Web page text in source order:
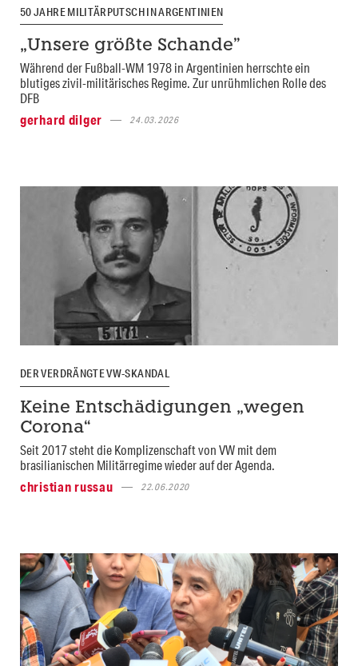
50 JAHRE MILITÄRPUTSCH IN ARGENTINIEN
„Unsere größte Schande”
Während der Fußball-WM 1978 in Argentinien herrschte ein
blutiges zivil-militärisches Regime. Zur unrühmlichen Rolle des
DFB
gerhard dilger
24.03.2026
DER VERDRÄNGTE VW-SKANDAL
Keine Entschädigungen „wegen
Corona“
Seit 2017 steht die Komplizenschaft von VW mit dem
brasilianischen Militärregime wieder auf der Agenda.
christian russau
22.06.2020